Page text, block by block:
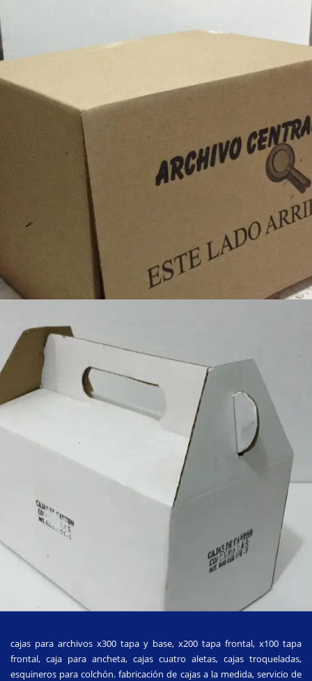
cajas para archivos x300 tapa y base, x200 tapa frontal, x100 tapa
frontal, caja para ancheta, cajas cuatro aletas, cajas troqueladas,
esquineros para colchón. fabricación de cajas a la medida, servicio de